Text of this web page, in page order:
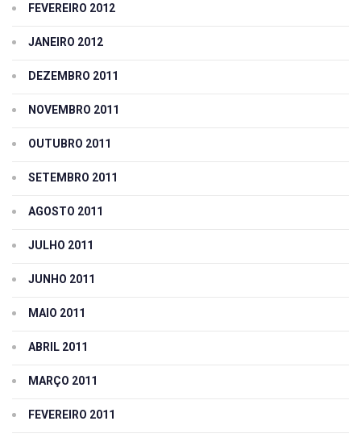
FEVEREIRO 2012
JANEIRO 2012
DEZEMBRO 2011
NOVEMBRO 2011
OUTUBRO 2011
SETEMBRO 2011
AGOSTO 2011
JULHO 2011
JUNHO 2011
MAIO 2011
ABRIL 2011
MARÇO 2011
FEVEREIRO 2011